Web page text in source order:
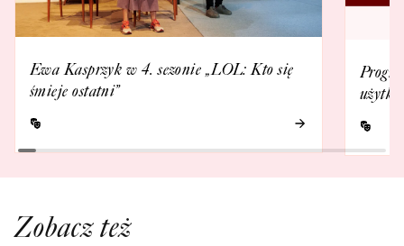
Ewa Kasprzyk w 4. sezonie „LOL: Kto się
śmieje ostatni”
Zobacz też